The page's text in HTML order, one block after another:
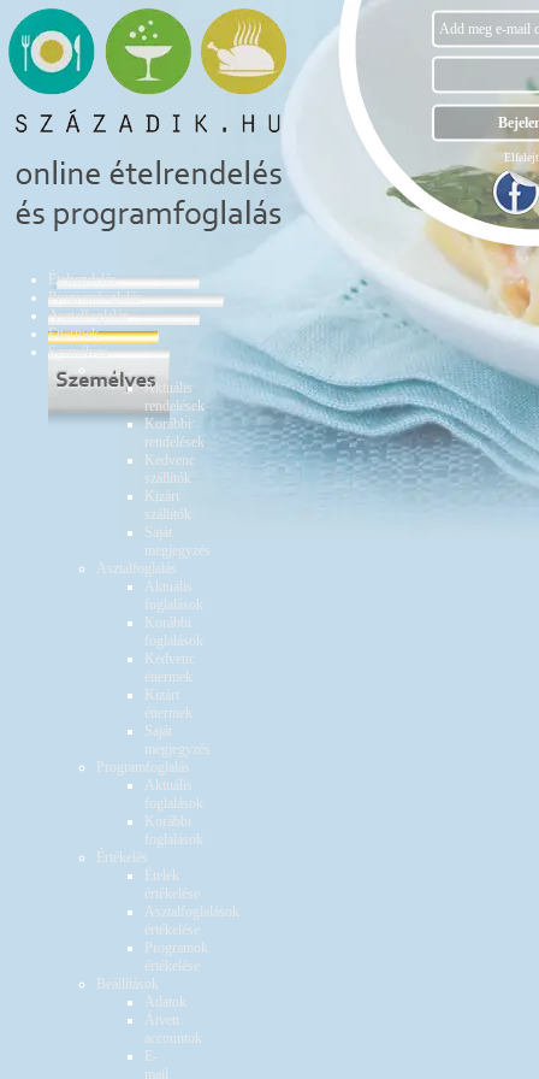
Ételrendelés
Programfoglalás
Asztalfoglalás
Éttermek
Személyes
Ételrendelés
Aktuális
rendelések
Korábbi
rendelések
Kedvenc
szállítók
Kizárt
szállítók
Saját
megjegyzés
Asztalfoglalás
Aktuális
foglalások
Korábbi
foglalások
Kedvenc
éttermek
Kizárt
éttermek
Saját
megjegyzés
Programfoglalás
Aktuális
foglalások
Korábbi
foglalások
Értékelés
Ételek
értékelése
Asztalfoglalások
értékelése
Programok
értékelése
Beállítások
Adatok
Átvett
accountok
E-
mail